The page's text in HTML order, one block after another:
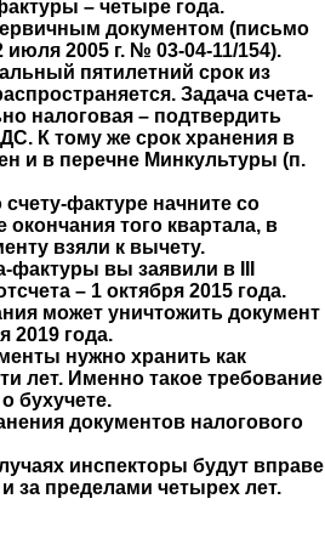
– четыре года.
документом (письмо
2005 г. № 03-04-11/154).
пятилетний срок из
Задача счета-
налоговая – подтвердить
К тому же срок хранения в
и в перечне Минкультуры (п.
фактуре начните со
того квартала, в
взяли к вычету.
фактуры вы заявили в III
– 1 октября 2015 года.
может уничтожить документ
2019 года.
нужно хранить как
лет. Именно такое требование
бухучете.
документов налогового
инспекторы будут вправе
за пределами четырех лет.